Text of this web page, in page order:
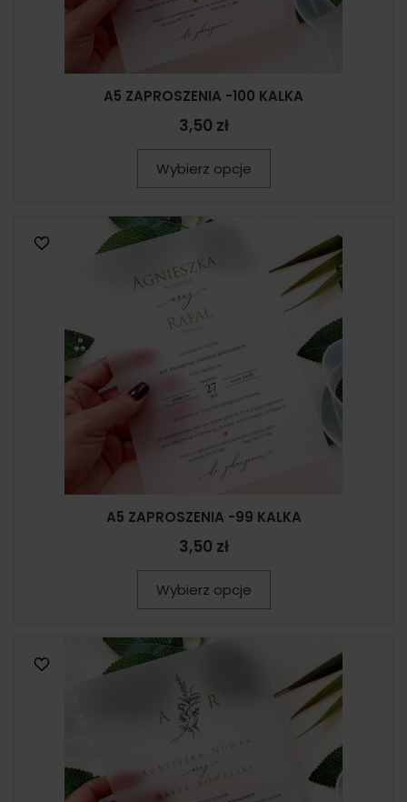
A5 ZAPROSZENIA -100 KALKA
3,50 zł
Wybierz opcje
A5 ZAPROSZENIA -99 KALKA
3,50 zł
Wybierz opcje